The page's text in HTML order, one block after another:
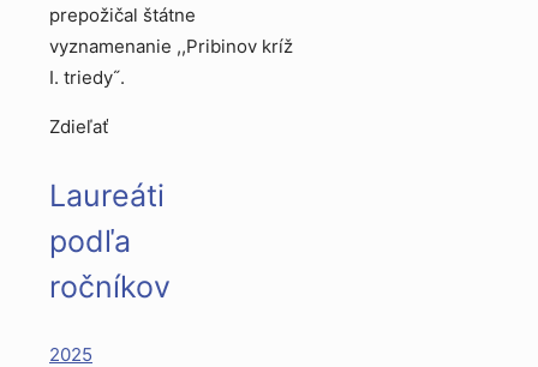
prepožičal štátne
vyznamenanie ,,Pribinov kríž
I. triedy˝.
Zdieľať
Laureáti
podľa
ročníkov
2025